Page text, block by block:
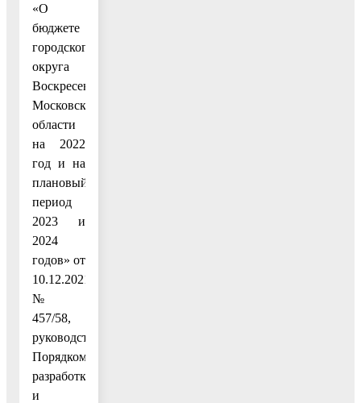
«О
бюджете
городского
округа
Воскресенск
Московской
области
на 2022
год и на
плановый
период
2023 и
2024
годов» от
10.12.2021
№
457/58,
руководствуясь
Порядком
разработки
и